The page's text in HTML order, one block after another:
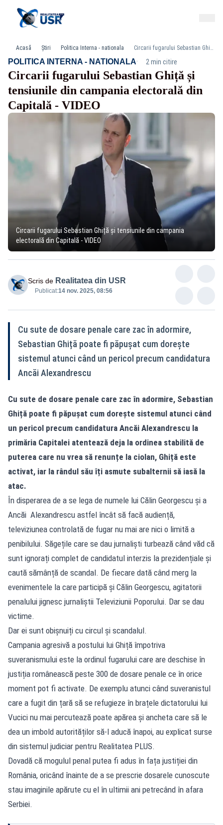
Acasă Știri Politica Interna - nationala Circarii fugarului Sebastian Ghiță și tensiunile din campania electorală din Capitală - VIDEO
POLITICA INTERNA - NATIONALA· 2 min citire
Circarii fugarului Sebastian Ghiță și
tensiunile din campania electorală din
Capitală - VIDEO
Circarii fugarului Sebastian Ghiță și tensiunile din campania
electorală din Capitală - VIDEO
Scris de Realitatea din USR
Publicat:14 nov. 2025, 08:56
Cu sute de dosare penale care zac în adormire,
Sebastian Ghiță poate fi păpușat cum dorește
sistemul atunci când un pericol precum candidatura
Ancăi Alexandrescu
Cu sute de dosare penale care zac în adormire, Sebastian
Ghiță poate fi păpușat cum dorește sistemul atunci când
un pericol precum candidatura Ancăi Alexandrescu la
primăria Capitalei atentează deja la ordinea stabilită de
puterea care nu vrea să renunțe la ciolan, Ghiță este
activat, iar la rândul său îți asmute subalternii să iasă la
atac.
În disperarea de a se lega de numele lui Călin Georgescu și a
Ancăi Alexandrescu astfel încât să facă audiență,
televiziunea controlată de fugar nu mai are nici o limită a
penibilului. Săgețile care se dau jurnaliști turbează când văd că
sunt ignorați complet de candidatul interzis la prezidențiale și
caută sămânță de scandal. De fiecare dată când merg la
evenimentele la care participă și Călin Georgescu, agitatorii
penalului jignesc jurnaliștii Televiziunii Poporului. Dar se dau
victime.
Dar ei sunt obișnuiți cu circul și scandalul.
Campania agresivă a postului lui Ghiță împotriva
suveranismului este la ordinul fugarului care are deschise în
justiția românească peste 300 de dosare penale ce în orice
moment pot fi activate. De exemplu atunci când suveranistul
care a fugit din țară să se refugieze în brațele dictatorului lui
Vucici nu mai percutează poate apărea și ancheta care să le
dea un imbold autorităților să-l aducă înapoi, au explicat surse
din sistemul judiciar pentru Realitatea PLUS.
Dovadă că mogulul penal putea fi adus în fața justiției din
România, oricând înainte de a se prescrie dosarele cunoscute
stau imaginile apărute cu el în ultimii ani petrecând în afara
Serbiei.